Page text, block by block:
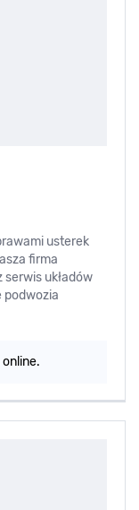
usterek
firma
układów
podwozia